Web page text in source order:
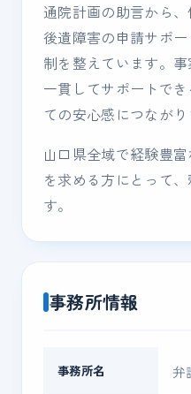
通院計画の助言から、
後遺障害の申請サポ
制を整えています。
一貫してサポートで
ての安心感につながり
山口県全域で経験豊
を求める方にとって
す。
事務所情報
事務所名 弁